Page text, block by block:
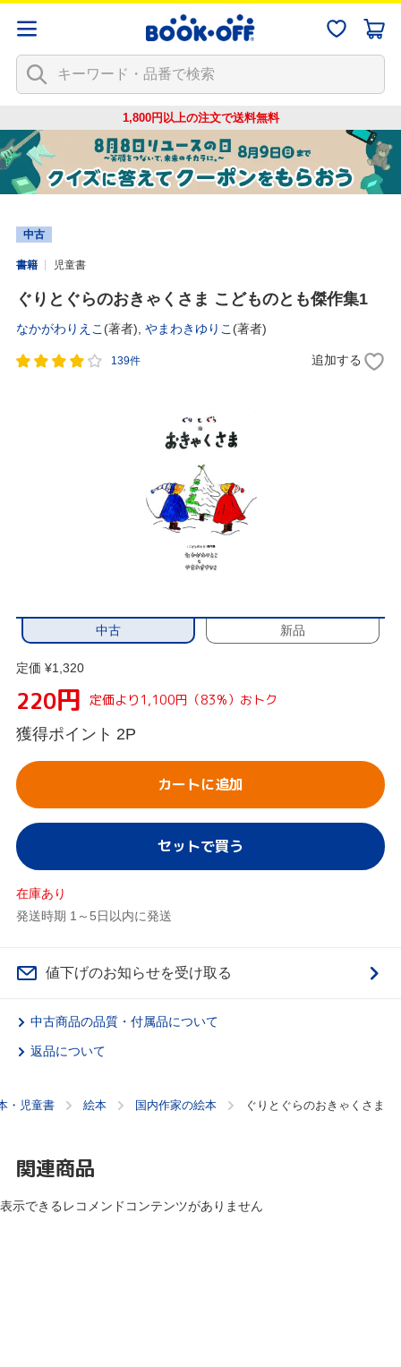
1,800円以上の注文で送料無料
中古
書籍 児童書
ぐりとぐらのおきゃくさま こどものとも傑作集1
なかがわりえこ (著者), やまわきゆりこ (著者)
139件 追加する
中古 新品
定価 ¥1,320
220円 定価より1,100円（83%）おトク
獲得ポイント 2P
カートに追加
セットで買う
在庫あり
発送時期 1～5日以内に発送
値下げのお知らせを受け取る
中古商品の品質・付属品について
返品について
・児童書 絵本 国内作家の絵本 ぐりとぐらのおきゃくさま
関連商品
表示できるレコメンドコンテンツがありません